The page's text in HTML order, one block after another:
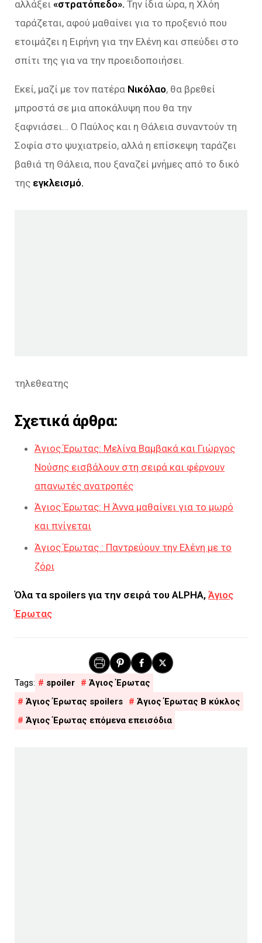
αλλάξει «στρατόπεδο». Την ίδια ώρα, η Χλόη
ταράζεται, αφού μαθαίνει για το προξενιό που
ετοιμάζει η Ειρήνη για την Ελένη και σπεύδει στο
σπίτι της για να την προειδοποιήσει.
Εκεί, μαζί με τον πατέρα Νικόλαο, θα βρεθεί
μπροστά σε μια αποκάλυψη που θα την
ξαφνιάσει… Ο Παύλος και η Θάλεια συναντούν τη
Σοφία στο ψυχιατρείο, αλλά η επίσκεψη ταράζει
βαθιά τη Θάλεια, που ξαναζεί μνήμες από το δικό
της εγκλεισμό.
τηλεθεατης
Σχετικά άρθρα:
Άγιος Έρωτας: Μελίνα Βαμβακά και Γιώργος
Νούσης εισβάλουν στη σειρά και φέρνουν
απανωτές ανατροπές
Άγιος Έρωτας: Η Άννα μαθαίνει για το μωρό
και πνίγεται
Άγιος Έρωτας : Παντρεύουν την Ελένη με το
ζόρι
Όλα τα spoilers για την σειρά του ALPHA, Άγιος
Έρωτας
spoiler
Άγιος Έρωτας
Άγιος Έρωτας spoilers
Άγιος Έρωτας Β κύκλος
Άγιος Έρωτας επόμενα επεισόδια